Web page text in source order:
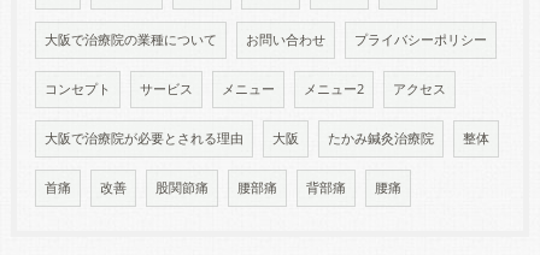
大阪で治療院の業種について お問い合わせ プライバシーポリシー
コンセプト サービス メニュー メニュー2 アクセス
大阪で治療院が必要とされる理由 大阪 たかみ鍼灸治療院 整体
首痛 改善 股関節痛 腰部痛 背部痛 腰痛